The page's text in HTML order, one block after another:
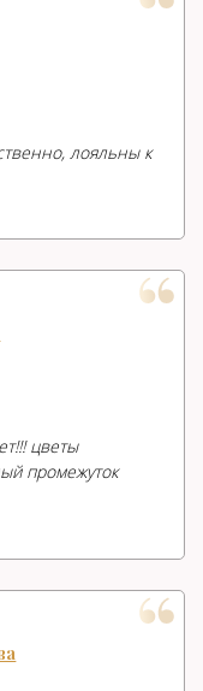
лояльны к
цветы
промежуток